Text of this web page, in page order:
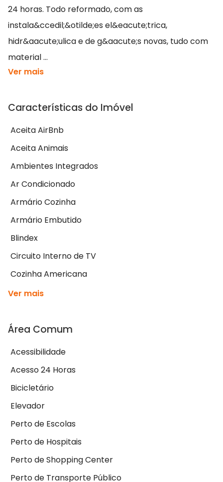
24 horas. Todo reformado, com as
instala&ccedil;&otilde;es el&eacute;trica,
hidr&aacute;ulica e de g&aacute;s novas, tudo com
material ...
Ver mais
Características do Imóvel
Aceita AirBnb
Aceita Animais
Ambientes Integrados
Ar Condicionado
Armário Cozinha
Armário Embutido
Blindex
Circuito Interno de TV
Cozinha Americana
Ver mais
Área Comum
Acessibilidade
Acesso 24 Horas
Bicicletário
Elevador
Perto de Escolas
Perto de Hospitais
Perto de Shopping Center
Perto de Transporte Público